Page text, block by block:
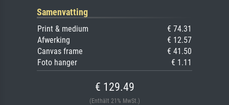
Samenvatting
Print & medium
€ 74.31
Afwerking
€ 12.57
Canvas frame
€ 41.50
Foto hanger
€ 1.11
€ 129.49
(Enthält 21% MwSt.)